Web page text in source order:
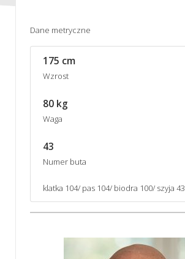
Dane metryczne
175 cm
Wzrost
80 kg
Waga
43
Numer buta
klatka 104/ pas 104/ biodra 100/ szyja 43